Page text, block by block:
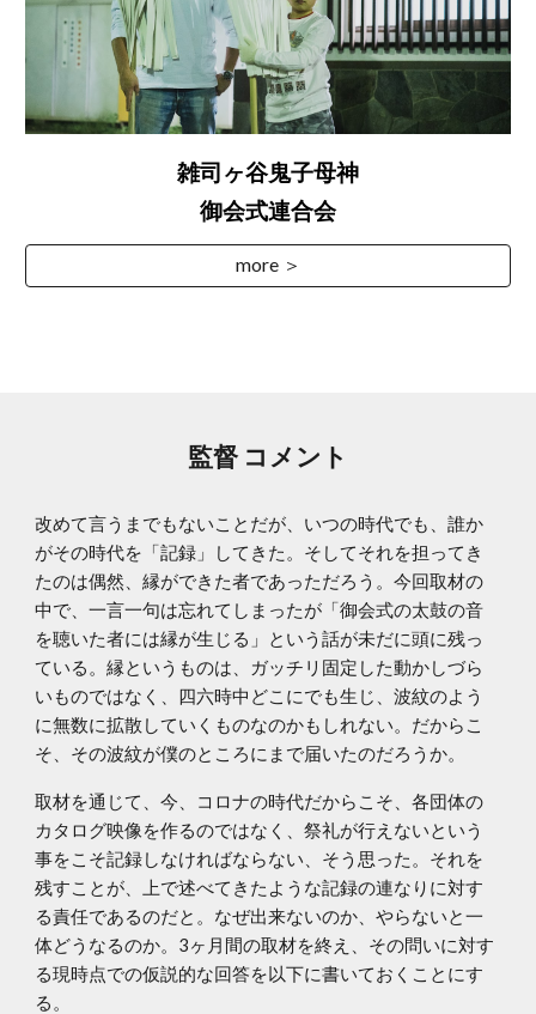
雑司ヶ谷鬼子母神
御会式連合会
more ＞
監督 コメント
改めて言うまでもないことだが、いつの時代でも、誰か
がその時代を「記録」してきた。そしてそれを担ってき
たのは偶然、縁ができた者であっただろう。今回取材の
中で、一言一句は忘れてしまったが「御会式の太鼓の音
を聴いた者には縁が生じる」という話が未だに頭に残っ
ている。縁というものは、ガッチリ固定した動かしづら
いものではなく、四六時中どこにでも生じ、波紋のよう
に無数に拡散していくものなのかもしれない。だからこ
そ、その波紋が僕のところにまで届いたのだろうか。
取材を通じて、今、コロナの時代だからこそ、各団体の
カタログ映像を作るのではなく、祭礼が行えないという
事をこそ記録しなければならない、そう思った。それを
残すことが、上で述べてきたような記録の連なりに対す
る責任であるのだと。なぜ出来ないのか、やらないと一
体どうなるのか。3ヶ月間の取材を終え、その問いに対す
る現時点での仮説的な回答を以下に書いておくことにす
る。